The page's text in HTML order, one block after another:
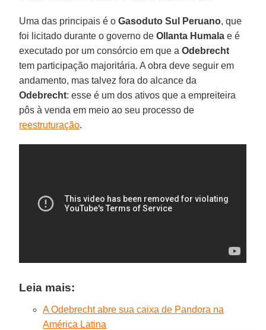
Uma das principais é oGasoduto Sul Peruano, que
foi licitado durante o governo deOllanta Humala e é
executado por um consórcio em que aOdebrecht
tem participação majoritária. A obra deve seguir em
andamento, mas talvez fora do alcance da
Odebrecht: esse é um dos ativos que a empreiteira
pôs à venda em meio ao seu processo de
reestruturação.
Leia mais:
A Odebrecht abre sua caixa de Pandora na
América Latina